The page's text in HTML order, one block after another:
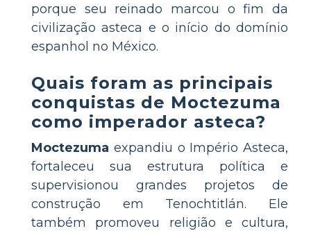
porque seu reinado marcou o fim da
civilização asteca e o início do domínio
espanhol no México.
Quais foram as principais
conquistas de Moctezuma
como imperador asteca?
Moctezuma expandiu o Império Asteca,
fortaleceu sua estrutura política e
supervisionou grandes projetos de
construção em Tenochtitlán. Ele
também promoveu religião e cultura,